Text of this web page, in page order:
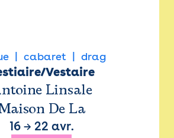
cabaret drag
Vestaire
Linsale
De La
16→ 22 avr.